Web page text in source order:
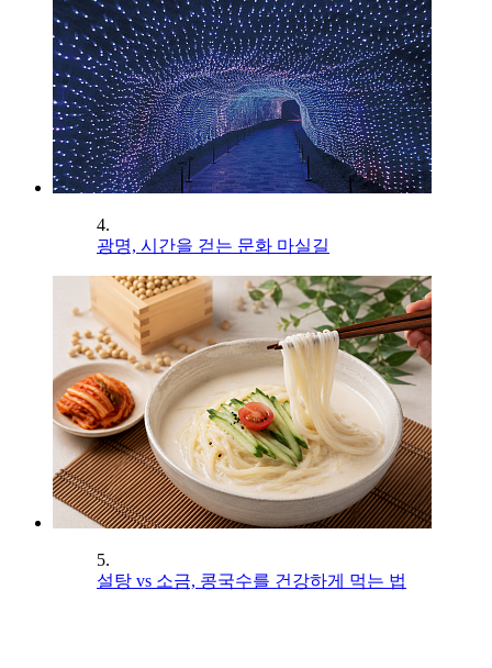
4.
광명, 시간을 걷는 문화 마실길
5.
설탕 vs 소금, 콩국수를 건강하게 먹는 법